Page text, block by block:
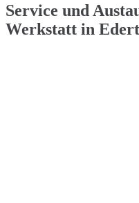
Service und
Werkstatt in